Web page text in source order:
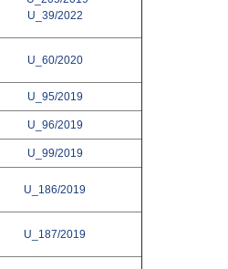
U_39/2022
U_60/2020
U_95/2019
U_96/2019
U_99/2019
U_186/2019
U_187/2019